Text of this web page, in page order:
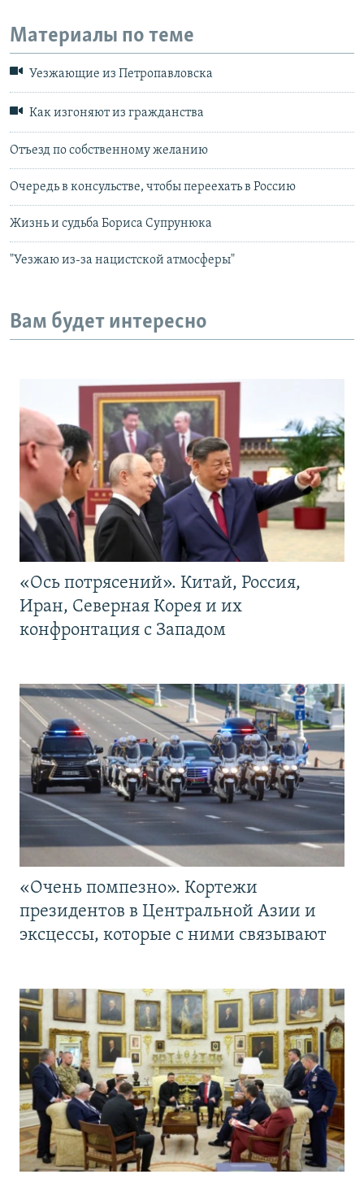
Материалы по теме
Уезжающие из Петропавловска
Как изгоняют из гражданства
Отъезд по собственному желанию
Очередь в консульстве, чтобы переехать в Россию
Жизнь и судьба Бориса Супрунюка
"Уезжаю из-за нацистской атмосферы"
Вам будет интересно
«Ось потрясений». Китай, Россия,
Иран, Северная Корея и их
конфронтация с Западом
«Очень помпезно». Кортежи
президентов в Центральной Азии и
эксцессы, которые с ними связывают